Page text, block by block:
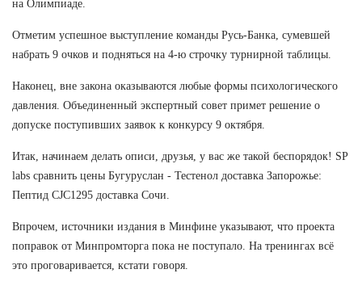
на Олимпиаде.
Отметим успешное выступление команды Русь-Банка, сумевшей
набрать 9 очков и подняться на 4-ю строчку турнирной таблицы.
Наконец, вне закона оказываются любые формы психологического
давления. Объединенный экспертный совет примет решение о
допуске поступивших заявок к конкурсу 9 октября.
Итак, начинаем делать описи, друзья, у вас же такой беспорядок! SP
labs сравнить цены Бугуруслан - Тестенол доставка Запорожье:
Пептид CJC1295 доставка Сочи.
Впрочем, источники издания в Минфине указывают, что проекта
поправок от Минпромторга пока не поступало. На тренингах всё
это проговаривается, кстати говоря.